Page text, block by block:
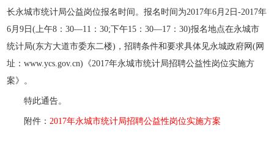
长永城市统计局公益岗位报名时间。报名时间为2017年6月2日-2017年
6月9日(上午8：30—11：30;下午15：30—17：30)报名地点在永城市
统计局(东方大道市委东二楼)，招聘条件和要求具体见永城政府网(网
址：www.ycs.gov.cn)《2017年永城市统计局招聘公益性岗位实施方
案》。
特此通告。
附件：2017年永城市统计局招聘公益性岗位实施方案